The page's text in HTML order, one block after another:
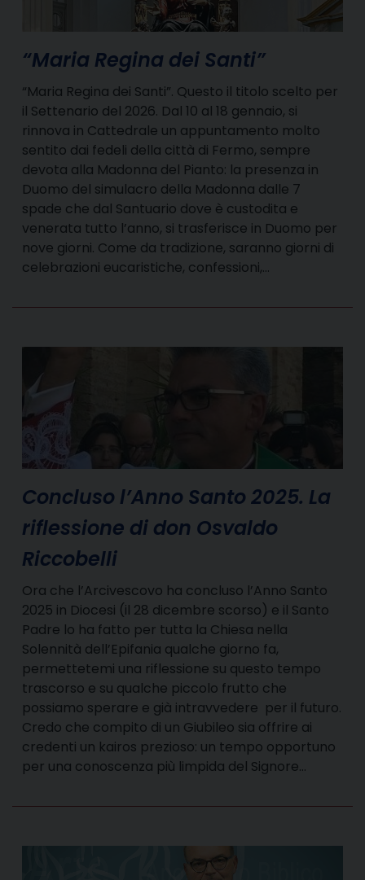
“Maria Regina dei Santi”
“Maria Regina dei Santi”. Questo il titolo scelto per
il Settenario del 2026. Dal 10 al 18 gennaio, si
rinnova in Cattedrale un appuntamento molto
sentito dai fedeli della città di Fermo, sempre
devota alla Madonna del Pianto: la presenza in
Duomo del simulacro della Madonna dalle 7
spade che dal Santuario dove è custodita e
venerata tutto l’anno, si trasferisce in Duomo per
nove giorni. Come da tradizione, saranno giorni di
celebrazioni eucaristiche, confessioni,…
Concluso l’Anno Santo 2025. La
riflessione di don Osvaldo
Riccobelli
Ora che l’Arcivescovo ha concluso l’Anno Santo
2025 in Diocesi (il 28 dicembre scorso) e il Santo
Padre lo ha fatto per tutta la Chiesa nella
Solennità dell’Epifania qualche giorno fa,
permettetemi una riflessione su questo tempo
trascorso e su qualche piccolo frutto che
possiamo sperare e già intravvedere per il futuro.
Credo che compito di un Giubileo sia offrire ai
credenti un kairos prezioso: un tempo opportuno
per una conoscenza più limpida del Signore…